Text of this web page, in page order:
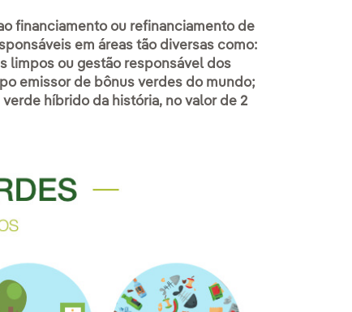
financiamento ou refinanciamento de
em áreas tão diversas como:
limpos ou gestão responsável dos
emissor de bônus verdes do mundo;
híbrido da história, no valor de 2